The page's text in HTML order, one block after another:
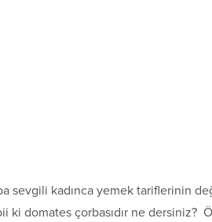
sevgili kadınca yemek tariflerinin
ki domates çorbasıdır ne dersiniz?